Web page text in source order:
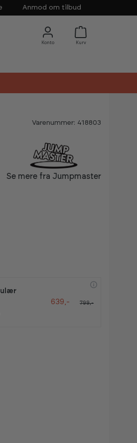
Anmod om tilbud
Varenummer: 418803
Se mere fra Jumpmaster
639,- 799,-